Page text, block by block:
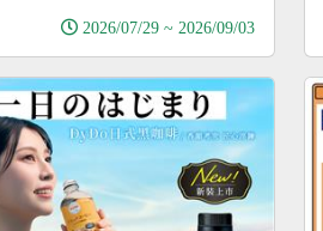
2026/07/29 ~ 2026/09/03